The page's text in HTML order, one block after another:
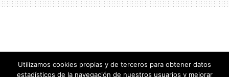
Inicio Policiacas
Utilizamos cookies propias y de terceros para obtener datos
estadísticos de la navegación de nuestros usuarios y mejorar